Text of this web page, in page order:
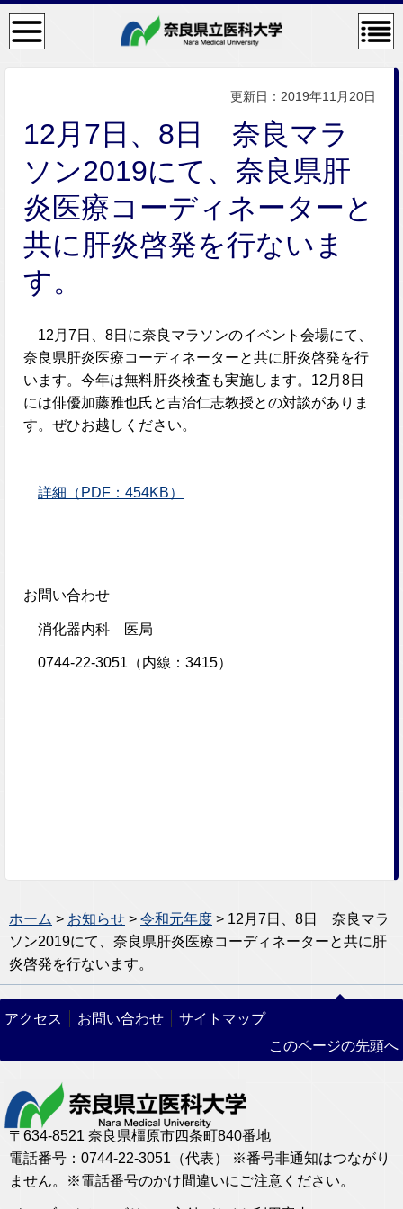
検
索・
メニ
コン
テン
ニュ
ー
更新日：2019年11月20日
12月7日、8日 奈良マラ
ソン2019にて、奈良県肝
炎医療コーディネーターと
共に肝炎啓発を行ないま
す。
12月7日、8日に奈良マラソンのイベント会場にて、
奈良県肝炎医療コーディネーターと共に肝炎啓発を行
います。今年は無料肝炎検査も実施します。12月8日
には俳優加藤雅也氏と吉治仁志教授との対談がありま
す。ぜひお越しください。
詳細（PDF：454KB）
お問い合わせ
消化器内科 医局
0744-22-3051（内線：3415）
ホーム > お知らせ > 令和元年度 > 12月7日、8日 奈良マラ
ソン2019にて、奈良県肝炎医療コーディネーターと共に肝
炎啓発を行ないます。
アクセス お問い合わせ
サイトマップ
このページの先頭へ
〒634-8521 奈良県橿原市四条町840番地
電話番号：0744-22-3051（代表） ※番号非通知はつながり
ません。※電話番号のかけ間違いにご注意ください。